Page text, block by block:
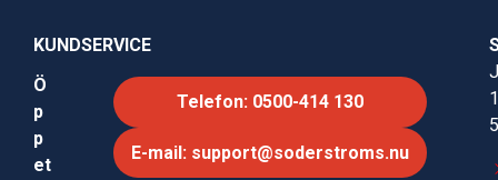
KUNDSERVICE
Ö
p
p
et
Telefon: 0500-414 130
E-mail: support@soderstroms.nu